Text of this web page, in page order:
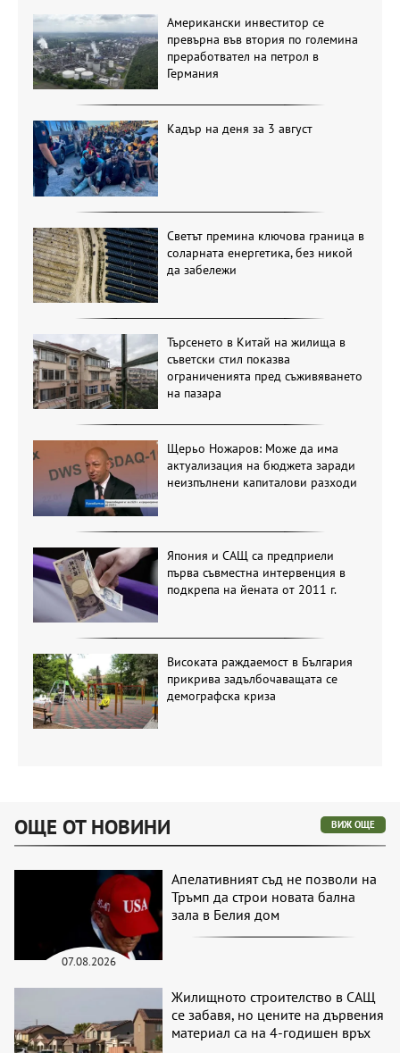
Американски инвеститор се
превърна във втория по големина
преработвател на петрол в
Германия
Кадър на деня за 3 август
Светът премина ключова граница в
соларната енергетика, без никой
да забележи
Търсенето в Китай на жилища в
съветски стил показва
ограниченията пред съживяването
на пазара
Щерьо Ножаров: Може да има
актуализация на бюджета заради
неизпълнени капиталови разходи
Япония и САЩ са предприели
първа съвместна интервенция в
подкрепа на йената от 2011 г.
Високата раждаемост в България
прикрива задълбочаващата се
демографска криза
ОЩЕ ОТ НОВИНИ ВИЖ ОЩЕ
07.08.2026
Апелативният съд не позволи на
Тръмп да строи новата бална
зала в Белия дом
Жилищното строителство в САЩ
се забавя, но цените на дървения
материал са на 4-годишен връх